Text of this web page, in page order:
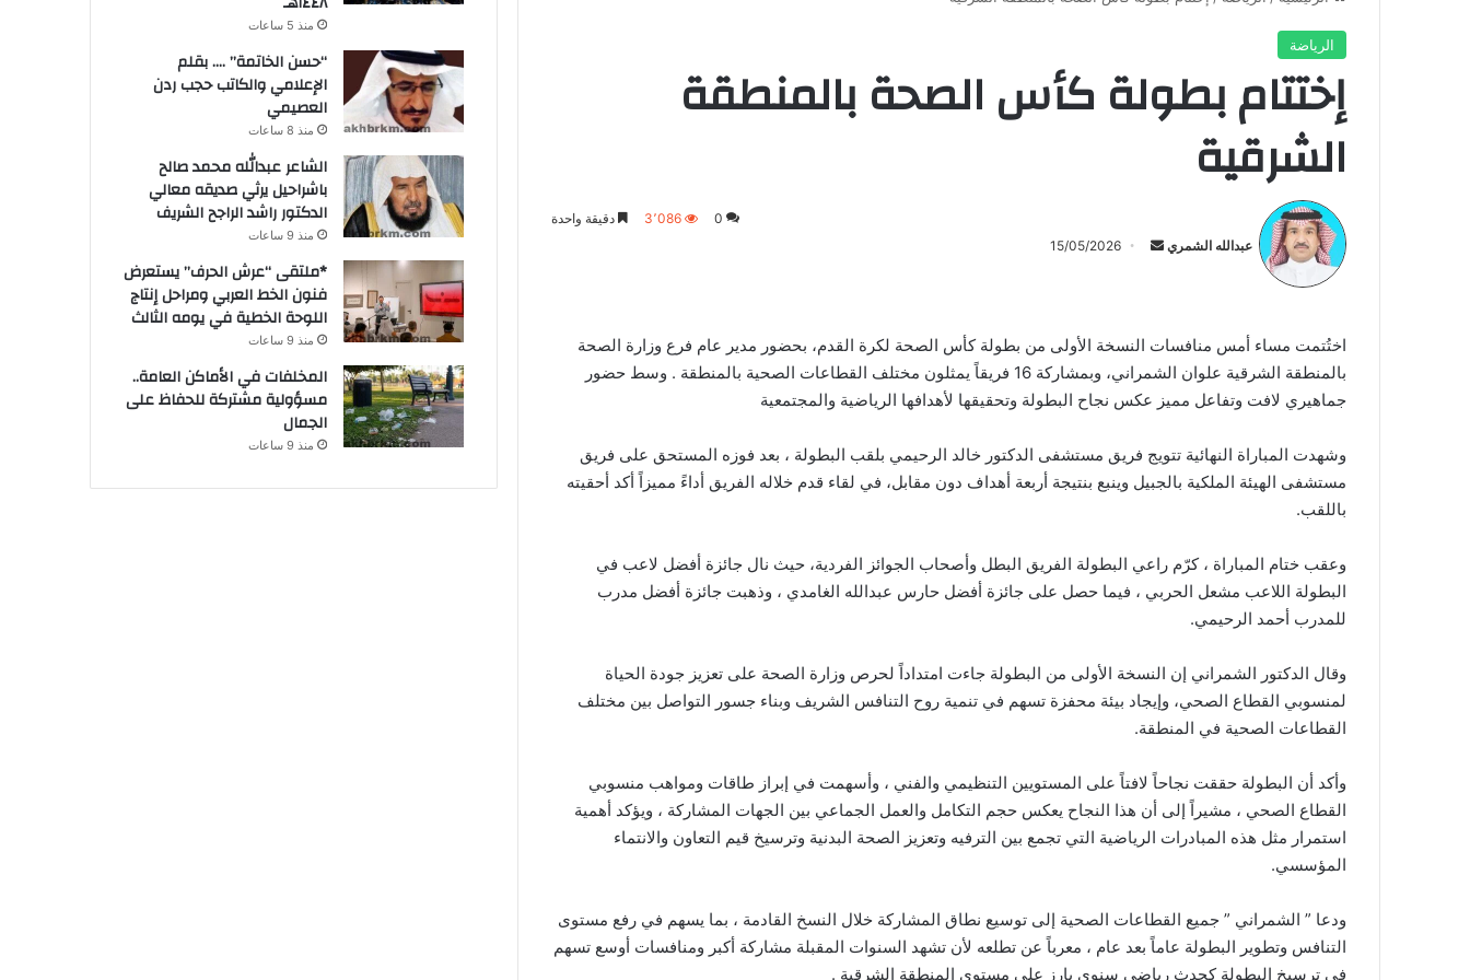
الرياضة
إختتام بطولة كأس الصحة بالمنطقة
الشرقية
عبدالله الشمري
بريدا
15/05/2026
0 3٬086 دقيقة واحدة
اختُتمت مساء أمس منافسات النسخة الأولى من بطولة كأس الصحة لكرة القدم، بحضور مدير عام فرع وزارة الصحة
بالمنطقة الشرقية علوان الشمراني، وبمشاركة 16 فريقاً يمثلون مختلف القطاعات الصحية بالمنطقة . وسط حضور
جماهيري لافت وتفاعل مميز عكس نجاح البطولة وتحقيقها لأهدافها الرياضية والمجتمعية
وشهدت المباراة النهائية تتويج فريق مستشفى الدكتور خالد الرحيمي بلقب البطولة ، بعد فوزه المستحق على فريق
مستشفى الهيئة الملكية بالجبيل وينبع بنتيجة أربعة أهداف دون مقابل، في لقاء قدم خلاله الفريق أداءً مميزاً أكد أحقيته
باللقب.
وعقب ختام المباراة ، كرّم راعي البطولة الفريق البطل وأصحاب الجوائز الفردية، حيث نال جائزة أفضل لاعب في
البطولة اللاعب مشعل الحربي ، فيما حصل على جائزة أفضل حارس عبدالله الغامدي ، وذهبت جائزة أفضل مدرب
للمدرب أحمد الرحيمي.
وقال الدكتور الشمراني إن النسخة الأولى من البطولة جاءت امتداداً لحرص وزارة الصحة على تعزيز جودة الحياة
لمنسوبي القطاع الصحي، وإيجاد بيئة محفزة تسهم في تنمية روح التنافس الشريف وبناء جسور التواصل بين مختلف
القطاعات الصحية في المنطقة.
وأكد أن البطولة حققت نجاحاً لافتاً على المستويين التنظيمي والفني ، وأسهمت في إبراز طاقات ومواهب منسوبي
القطاع الصحي ، مشيراً إلى أن هذا النجاح يعكس حجم التكامل والعمل الجماعي بين الجهات المشاركة ، ويؤكد أهمية
استمرار مثل هذه المبادرات الرياضية التي تجمع بين الترفيه وتعزيز الصحة البدنية وترسيخ قيم التعاون والانتماء
المؤسسي.
ودعا ” الشمراني ” جميع القطاعات الصحية إلى توسيع نطاق المشاركة خلال النسخ القادمة ، بما يسهم في رفع مستوى
التنافس وتطوير البطولة عاماً بعد عام ، معرباً عن تطلعه لأن تشهد السنوات المقبلة مشاركة أكبر ومنافسات أوسع تسهم
في ترسيخ البطولة كحدث رياضي سنوي بارز على مستوى المنطقة الشرقية .
منذ 5 ساعات
“حسن الخاتمة” …. بقلم
الإعلامي والكاتب حجب ردن
العصيمي
منذ 8 ساعات
الشاعر عبدالله محمد صالح
باشراحيل يرثي صديقه معالي
الدكتور راشد الراجح الشريف
منذ 9 ساعات
*ملتقى “عرش الحرف” يستعرض
فنون الخط العربي ومراحل إنتاج
اللوحة الخطية في يومه الثالث
منذ 9 ساعات
المخلفات في الأماكن العامة..
مسؤولية مشتركة للحفاظ على
الجمال
منذ 9 ساعات